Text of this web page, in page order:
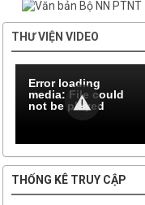
THƯ VIỆN VIDEO
Error loading
media: File could
not be played
THỐNG KÊ TRUY CẬP